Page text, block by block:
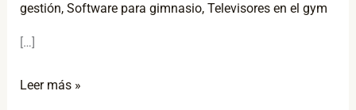
gestión,Software para gimnasio,Televisores en el gym
[…]
Leer más »